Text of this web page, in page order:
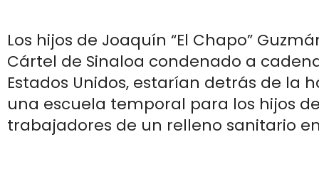
Los hijos de Joaquín “El Chapo”
Cártel de Sinaloa condenado a
Estados Unidos, estarían detrás de la
una escuela temporal para los hijos
trabajadores de un relleno sanitario